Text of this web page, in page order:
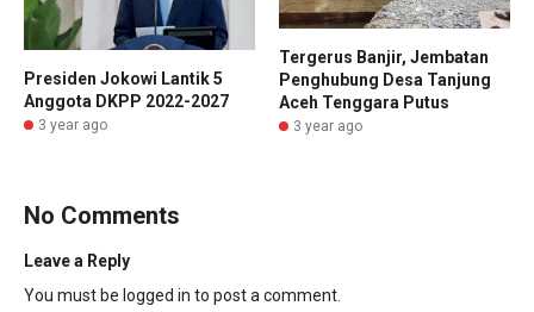
Presiden Jokowi Lantik 5
Anggota DKPP 2022-2027
3 year ago
Tergerus Banjir, Jembatan
Penghubung Desa Tanjung
Aceh Tenggara Putus
3 year ago
No Comments
Leave a Reply
You must be logged in to post a comment.